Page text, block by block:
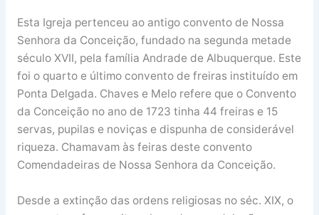
Esta Igreja pertenceu ao antigo convento de Nossa
Senhora da Conceição, fundado na segunda metade
século XVII, pela família Andrade de Albuquerque. Este
foi o quarto e último convento de freiras instituído em
Ponta Delgada. Chaves e Melo refere que o Convento
da Conceição no ano de 1723 tinha 44 freiras e 15
servas, pupilas e noviças e dispunha de considerável
riqueza. Chamavam às feiras deste convento
Comendadeiras de Nossa Senhora da Conceição.
Desde a extinção das ordens religiosas no séc. XIX, o